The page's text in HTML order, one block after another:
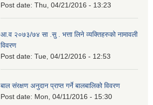
Post date: Thu, 04/21/2016 - 13:23
आ.व २०७३/७४ सा .सु . भत्ता लिने व्यक्तिहरुको नामावली
विवरण
Post date: Tue, 04/12/2016 - 12:53
बाल संरक्षण अनुदान प्राप्त गर्ने बालबालिको विवरण
Post date: Mon, 04/11/2016 - 15:30